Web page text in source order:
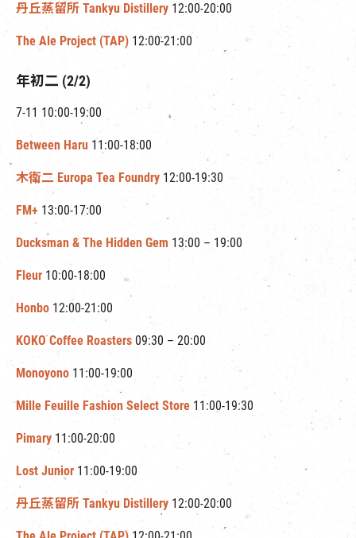
丹丘蒸留所 Tankyu Distillery 12:00-20:00
The Ale Project (TAP) 12:00-21:00
年初二 (2/2)
7-11 10:00-19:00
Between Haru 11:00-18:00
木衛二 Europa Tea Foundry 12:00-19:30
FM+ 13:00-17:00
Ducksman & The Hidden Gem 13:00 – 19:00
Fleur 10:00-18:00
Honbo 12:00-21:00
KOKO Coffee Roasters 09:30 – 20:00
Monoyono 11:00-19:00
Mille Feuille Fashion Select Store 11:00-19:30
Pimary 11:00-20:00
Lost Junior 11:00-19:00
丹丘蒸留所 Tankyu Distillery 12:00-20:00